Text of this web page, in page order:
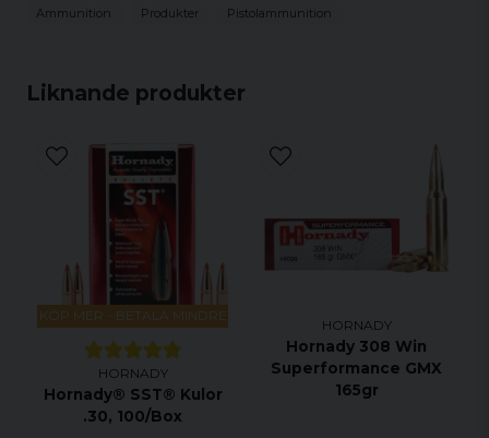
Liknande produkter
KÖP MER - BETALA MINDRE
HORNADY
Hornady® SST® Kulor
.30, 100/Box
HORNADY
Hornady 308 Win
Superformance GMX
165gr
Kulvikt
19.44 g
Antal per
förpackning
Ammunition Produkter Pistolammunition